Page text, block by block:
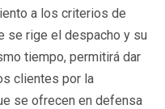
a los criterios de
se rige el despacho y su
tiempo, permitirá dar
clientes por la
se ofrecen en defensa